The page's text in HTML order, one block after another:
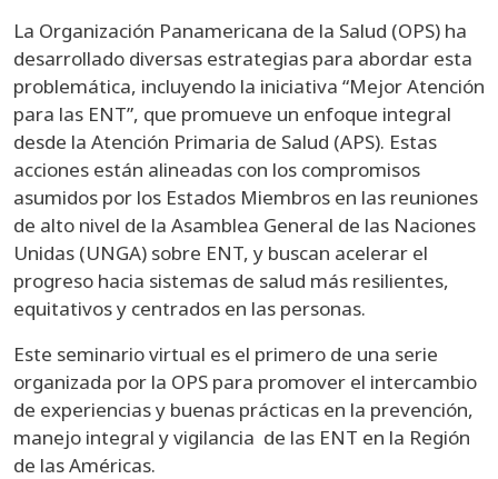
La Organización Panamericana de la Salud (OPS) ha
desarrollado diversas estrategias para abordar esta
problemática, incluyendo la iniciativa “Mejor Atención
para las ENT”, que promueve un enfoque integral
desde la Atención Primaria de Salud (APS). Estas
acciones están alineadas con los compromisos
asumidos por los Estados Miembros en las reuniones
de alto nivel de la Asamblea General de las Naciones
Unidas (UNGA) sobre ENT, y buscan acelerar el
progreso hacia sistemas de salud más resilientes,
equitativos y centrados en las personas.
Este seminario virtual es el primero de una serie
organizada por la OPS para promover el intercambio
de experiencias y buenas prácticas en la prevención,
manejo integral y vigilancia de las ENT en la Región
de las Américas.